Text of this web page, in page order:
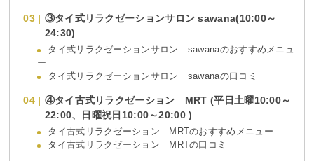
③タイ式リラクゼーションサロン sawana(10:00～
24:30)
タイ式リラクゼーションサロン sawanaのおすすめメニュ
ー
タイ式リラクゼーションサロン sawanaの口コミ
④タイ古式リラクゼーション MRT (平日土曜10:00～
22:00、日曜祝日10:00～20:00 )
タイ古式リラクゼーション MRTのおすすめメニュー
タイ古式リラクゼーション MRTの口コミ